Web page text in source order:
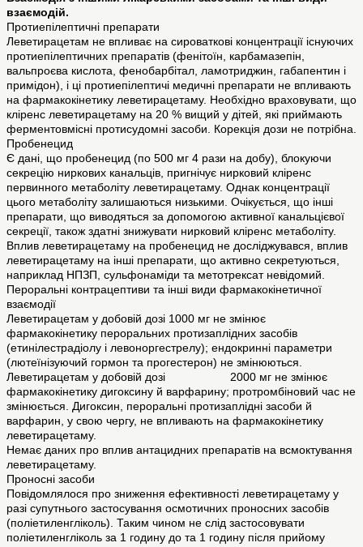
взаємодій.
Протиепілептичні препарати
Леветирацетам не впливає на сироваткові концентрації існуючих
протиепілептичних препаратів (фенітоїн, карбамазепін,
вальпроєва кислота, фенобарбітал, ламотриджин, габапентин і
примідон), і ці протиепілептичі медичні препарати не впливають
на фармакокінетику леветирацетаму. Необхідно враховувати, що
кліренс леветирацетаму на 20 % вищий у дітей, які приймають
ферментовмісні протисудомні засоби. Корекція дози не потрібна.
Пробенецид
Є дані, що пробенецид (по 500 мг 4 рази на добу), блокуючи
секрецію ниркових канальців, пригнічує нирковий кліренс
первинного метаболіту леветирацетаму. Однак концентрації
цього метаболіту залишаються низькими. Очікується, що інші
препарати, що виводяться за допомогою активної канальцієвої
секреції, також здатні знижувати нирковий кліренс метаболіту.
Вплив леветирацетаму на пробенецид не досліджувався, вплив
леветирацетаму на інші препарати, що активно секретуються,
наприклад НПЗП, сульфонаміди та метотрексат невідомий.
Пероральні контрацептиви та інші види фармакокінетичної
взаємодії
Леветирацетам у добовій дозі 1000 мг не змінює
фармакокінетику пероральних протизаплідних засобів
(етинілестрадіолу і левоноргестрелу); ендокринні параметри
(лютеїнізуючий гормон та прогестерон) не змінюються.
Леветирацетам у добовій дозі 2000 мг не змінює
фармакокінетику дигоксину й варфарину; протромбіновий час не
змінюється. Дигоксин, пероральні протизаплідні засоби й
варфарин, у свою чергу, не впливають на фармакокінетику
леветирацетаму.
Немає даних про вплив антацидних препаратів на всмоктування
леветирацетаму.
Проносні засоби
Повідомлялося про зниження ефективності леветирацетаму у
разі супутнього застосування осмотичних проносних засобів
(поліетиленгліколь). Таким чином не слід застосовувати
поліетиленгліколь за 1 годину до та 1 годину після прийому